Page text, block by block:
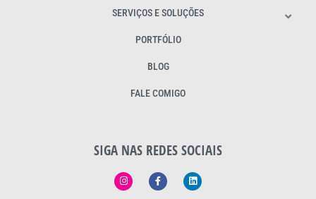
SERVIÇOS E SOLUÇÕES
PORTFÓLIO
BLOG
FALE COMIGO
SIGA NAS REDES SOCIAIS